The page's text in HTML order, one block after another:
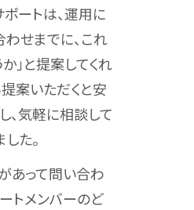
ートは、運用に
わせまでに、これ
」と提案してくれ
案いただくと安
、気軽に相談して
た。
あって問い合わ
トメンバーのど